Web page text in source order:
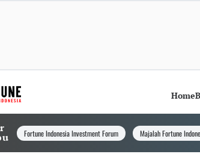
Home
Fortune Indonesia Investment Forum Majalah Fortune